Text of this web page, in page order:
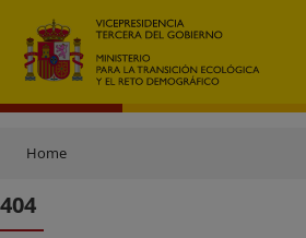
Home
404